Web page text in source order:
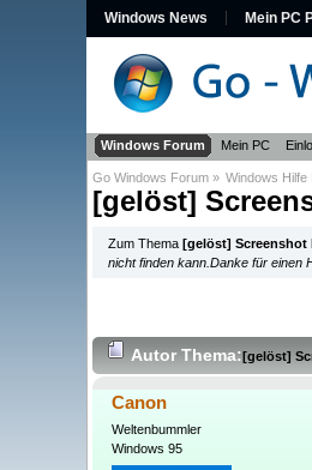
Windows News Mein PC
Windows Forum Mein PC
Go Windows Forum » Windows Hilfe
[gelöst]
Zum Thema[gelöst] Screenshot
nicht finden kann.Danke für einen
AutorThema: [gelöst]
Canon
Weltenbummler
Windows 95